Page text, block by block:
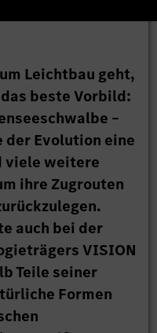
Leichtbau geht,
beste Vorbild:
–
der Evolution eine
viele weitere
ihre Zugrouten
auch bei der
VISION
Teile seiner
Formen